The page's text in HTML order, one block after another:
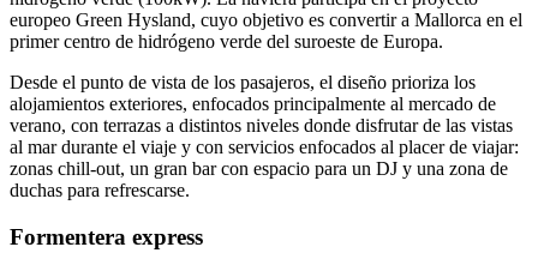
europeo Green Hysland, cuyo objetivo es convertir a Mallorca en el
primer centro de hidrógeno verde del suroeste de Europa.
Desde el punto de vista de los pasajeros, el diseño prioriza los
alojamientos exteriores, enfocados principalmente al mercado de
verano, con terrazas a distintos niveles donde disfrutar de las vistas
al mar durante el viaje y con servicios enfocados al placer de viajar:
zonas chill-out, un gran bar con espacio para un DJ y una zona de
duchas para refrescarse.
Formentera express